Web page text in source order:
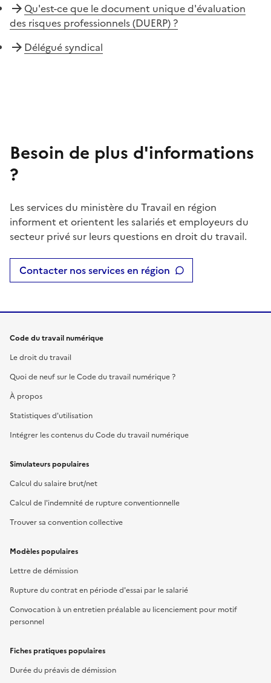
Qu'est-ce que le document unique d'évaluation
des risques professionnels (DUERP) ?
Délégué syndical
Besoin de plus d'informations
?
Les services du ministère du Travail en région
informent et orientent les salariés et employeurs du
secteur privé sur leurs questions en droit du travail.
Contacter nos services en région
Code du travail numérique
Le droit du travail
Quoi de neuf sur le Code du travail numérique ?
À propos
Statistiques d'utilisation
Intégrer les contenus du Code du travail numérique
Simulateurs populaires
Calcul du salaire brut/net
Calcul de l'indemnité de rupture conventionnelle
Trouver sa convention collective
Modèles populaires
Lettre de démission
Rupture du contrat en période d'essai par le salarié
Convocation à un entretien préalable au licenciement pour motif
personnel
Fiches pratiques populaires
Durée du préavis de démission